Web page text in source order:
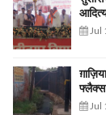
Jul
फ्लैक्स
Jul